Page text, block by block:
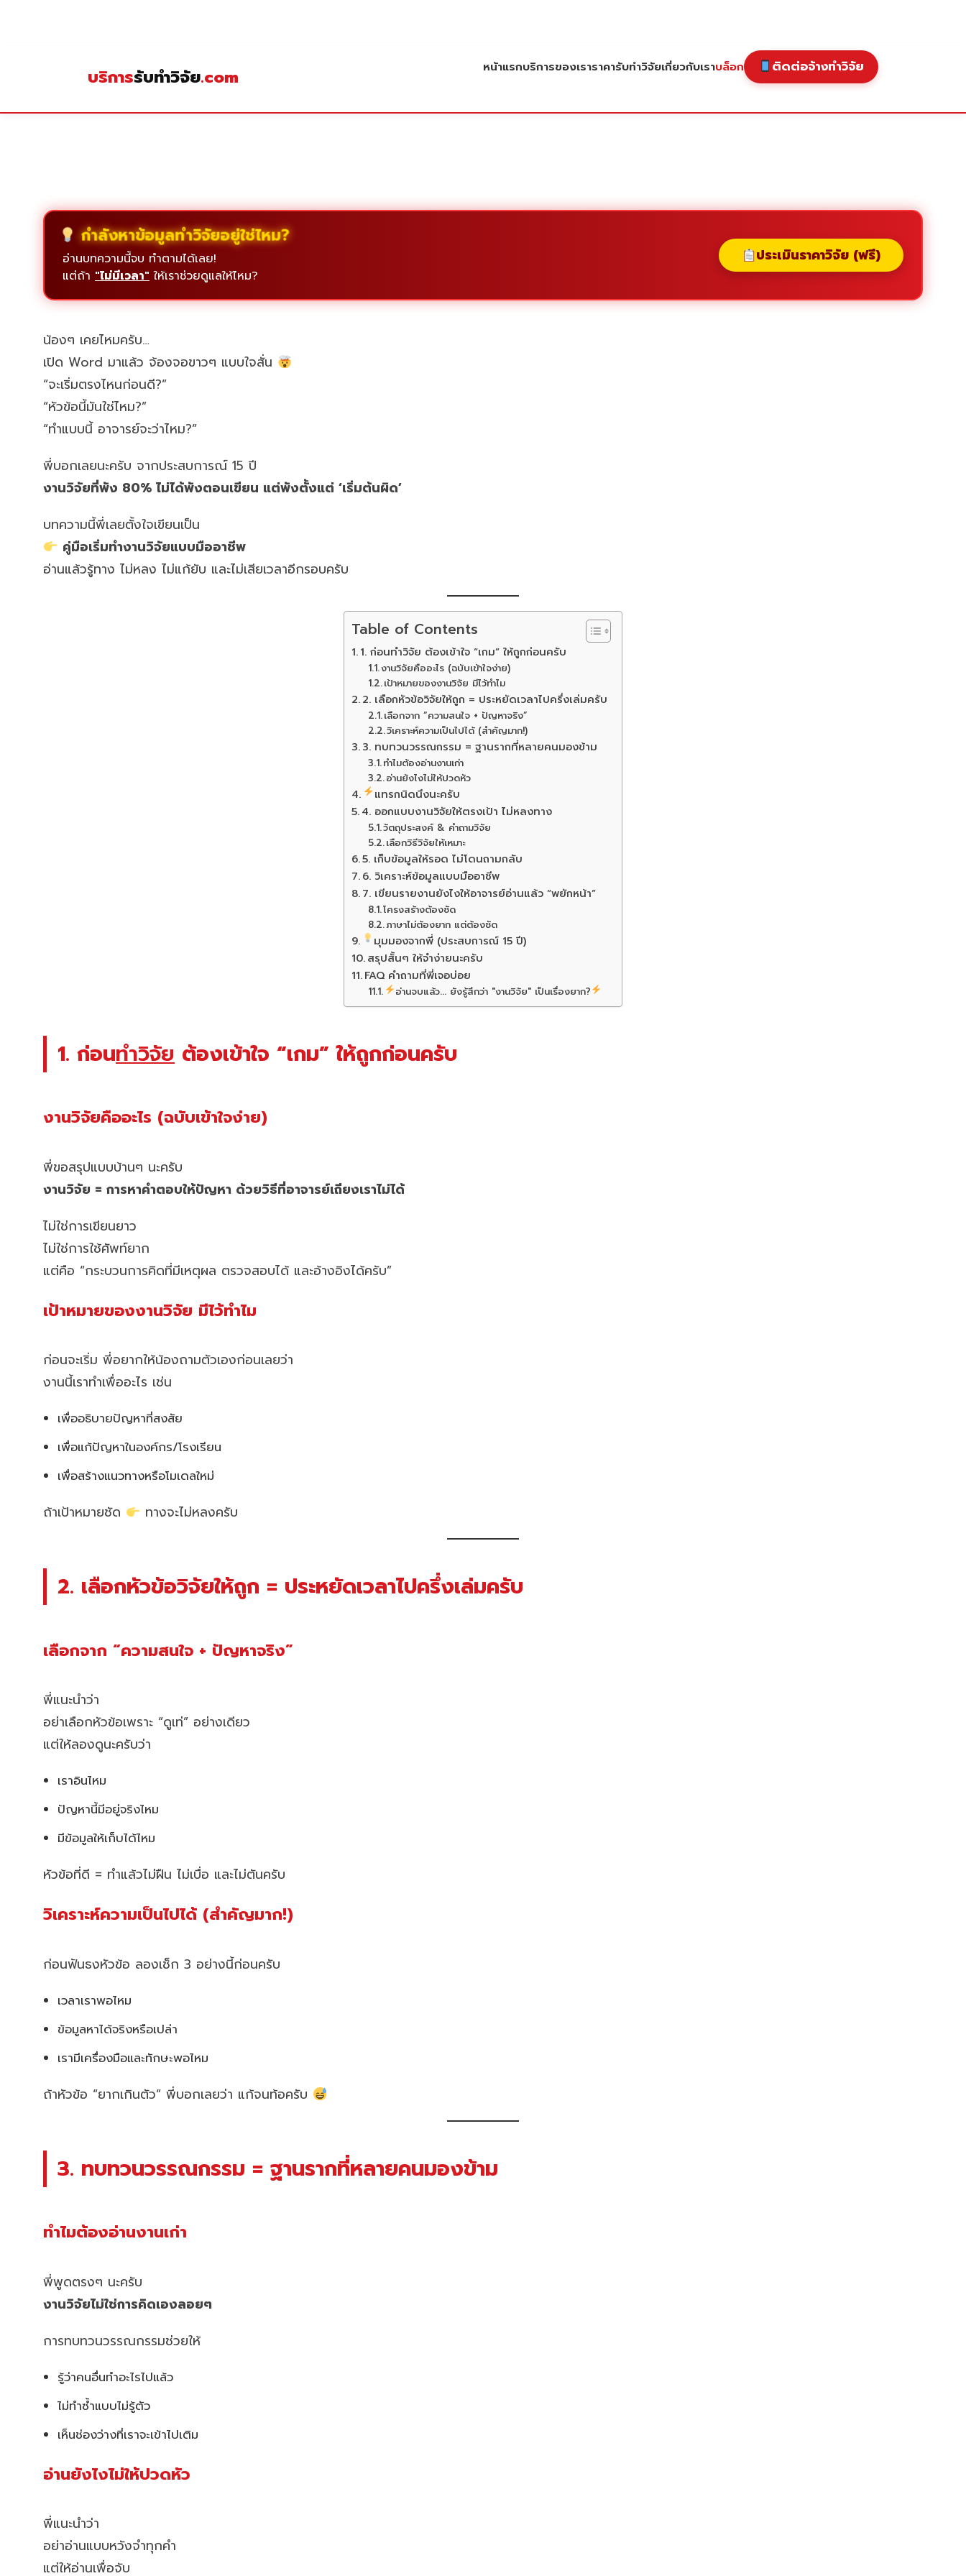
บริการรับทำวิจัย.com หน้าแรกบริการของเราราคารับทำวิจัยเกี่ยวกับเราบล็อก ติดต่อจ้างทำวิจัย
กำลังหาข้อมูลทำวิจัยอยู่ใช่ไหม?
อ่านบทความนี้จบ ทำตามได้เลย!
แต่ถ้า "ไม่มีเวลา" ให้เราช่วยดูแลให้ไหม?
ประเมินราคาวิจัย (ฟรี)
น้องๆ เคยไหมครับ…
เปิด Word มาแล้ว จ้องจอขาวๆ แบบใจสั่น
“จะเริ่มตรงไหนก่อนดี?”
“หัวข้อนี้มันใช่ไหม?”
“ทำแบบนี้ อาจารย์จะว่าไหม?”
พี่บอกเลยนะครับ จากประสบการณ์ 15 ปี
งานวิจัยที่พัง 80% ไม่ได้พังตอนเขียน แต่พังตั้งแต่ ‘เริ่มต้นผิด’
บทความนี้พี่เลยตั้งใจเขียนเป็น
คู่มือเริ่มทำงานวิจัยแบบมืออาชีพ
อ่านแล้วรู้ทาง ไม่หลง ไม่แก้ยับ และไม่เสียเวลาอีกรอบครับ
Table of Contents
1. ก่อนทำวิจัย ต้องเข้าใจ “เกม” ให้ถูกก่อนครับ
งานวิจัยคืออะไร (ฉบับเข้าใจง่าย)
เป้าหมายของงานวิจัย มีไว้ทำไม
2. เลือกหัวข้อวิจัยให้ถูก = ประหยัดเวลาไปครึ่งเล่มครับ
เลือกจาก “ความสนใจ + ปัญหาจริง”
วิเคราะห์ความเป็นไปได้ (สำคัญมาก!)
3. ทบทวนวรรณกรรม = ฐานรากที่หลายคนมองข้าม
ทำไมต้องอ่านงานเก่า
อ่านยังไงไม่ให้ปวดหัว
แทรกนิดนึงนะครับ
4. ออกแบบงานวิจัยให้ตรงเป้า ไม่หลงทาง
วัตถุประสงค์ & คำถามวิจัย
เลือกวิธีวิจัยให้เหมาะ
5. เก็บข้อมูลให้รอด ไม่โดนถามกลับ
6. วิเคราะห์ข้อมูลแบบมืออาชีพ
7. เขียนรายงานยังไงให้อาจารย์อ่านแล้ว “พยักหน้า”
โครงสร้างต้องชัด
ภาษาไม่ต้องยาก แต่ต้องชัด
มุมมองจากพี่ (ประสบการณ์ 15 ปี)
สรุปสั้นๆ ให้จำง่ายนะครับ
FAQ คำถามที่พี่เจอบ่อย
อ่านจบแล้ว... ยังรู้สึกว่า "งานวิจัย" เป็นเรื่องยาก?
1. ก่อนทำวิจัย ต้องเข้าใจ “เกม” ให้ถูกก่อนครับ
งานวิจัยคืออะไร (ฉบับเข้าใจง่าย)
พี่ขอสรุปแบบบ้านๆ นะครับ
งานวิจัย = การหาคำตอบให้ปัญหา ด้วยวิธีที่อาจารย์เถียงเราไม่ได้
ไม่ใช่การเขียนยาว
ไม่ใช่การใช้ศัพท์ยาก
แต่คือ “กระบวนการคิดที่มีเหตุผล ตรวจสอบได้ และอ้างอิงได้ครับ”
เป้าหมายของงานวิจัย มีไว้ทำไม
ก่อนจะเริ่ม พี่อยากให้น้องถามตัวเองก่อนเลยว่า
งานนี้เราทำเพื่ออะไร เช่น
เพื่ออธิบายปัญหาที่สงสัย
เพื่อแก้ปัญหาในองค์กร/โรงเรียน
เพื่อสร้างแนวทางหรือโมเดลใหม่
ถ้าเป้าหมายชัด ทางจะไม่หลงครับ
2. เลือกหัวข้อวิจัยให้ถูก = ประหยัดเวลาไปครึ่งเล่มครับ
เลือกจาก “ความสนใจ + ปัญหาจริง”
พี่แนะนำว่า
อย่าเลือกหัวข้อเพราะ “ดูเท่” อย่างเดียว
แต่ให้ลองดูนะครับว่า
เราอินไหม
ปัญหานี้มีอยู่จริงไหม
มีข้อมูลให้เก็บได้ไหม
หัวข้อที่ดี = ทำแล้วไม่ฝืน ไม่เบื่อ และไม่ตันครับ
วิเคราะห์ความเป็นไปได้ (สำคัญมาก!)
ก่อนฟันธงหัวข้อ ลองเช็ก 3 อย่างนี้ก่อนครับ
เวลาเราพอไหม
ข้อมูลหาได้จริงหรือเปล่า
เรามีเครื่องมือและทักษะพอไหม
ถ้าหัวข้อ “ยากเกินตัว” พี่บอกเลยว่า แก้จนท้อครับ
3. ทบทวนวรรณกรรม = ฐานรากที่หลายคนมองข้าม
ทำไมต้องอ่านงานเก่า
พี่พูดตรงๆ นะครับ
งานวิจัยไม่ใช่การคิดเองลอยๆ
การทบทวนวรรณกรรมช่วยให้
รู้ว่าคนอื่นทำอะไรไปแล้ว
ไม่ทำซ้ำแบบไม่รู้ตัว
เห็นช่องว่างที่เราจะเข้าไปเติม
อ่านยังไงไม่ให้ปวดหัว
พี่แนะนำว่า
อย่าอ่านแบบหวังจำทุกคำ
แต่ให้อ่านเพื่อจับ